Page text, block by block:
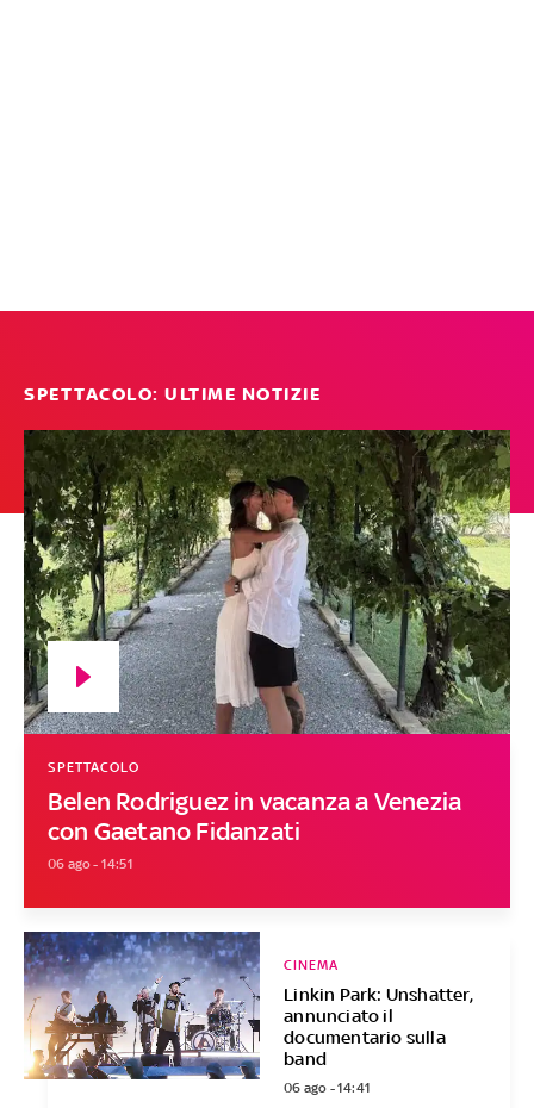
SPETTACOLO: ULTIME NOTIZIE
Belen Rodriguez in vacanza a Venezia
con Gaetano Fidanzati
SPETTACOLO
06 ago - 14:51
Linkin Park: Unshatter,
annunciato il
documentario sulla
band
CINEMA
06 ago - 14:41